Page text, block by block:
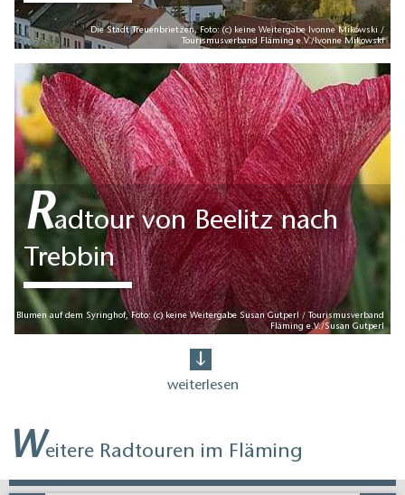
Die Stadt Treuenbrietzen, Foto: (c) keine Weitergabe Ivonne Mikowski /
Tourismusverband Fläming e.V./Ivonne Mikowski
Radtour von Beelitz nach
Trebbin
Blumen auf dem Syringhof, Foto: (c) keine Weitergabe Susan Gutperl / Tourismusverband
Fläming e.V./Susan Gutperl
weiterlesen
Weitere Radtouren im Fläming